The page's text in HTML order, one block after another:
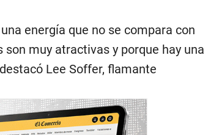
energía que no se compara con
muy atractivas y porque hay una
Lee Soffer, flamante